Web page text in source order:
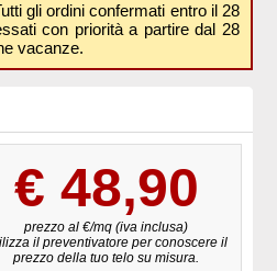
gli ordini confermati entro il 28
con priorità a partire dal 28
vacanze.
€ 48,90
prezzo al €/mq (iva inclusa)
il preventivatore per conoscere il
prezzo della tuo telo su misura.